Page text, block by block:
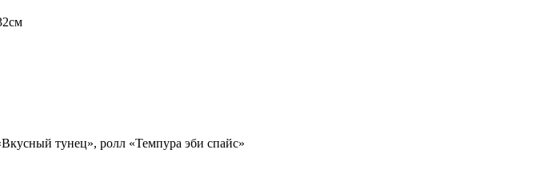
тунец», ролл «Темпура эби спайс»